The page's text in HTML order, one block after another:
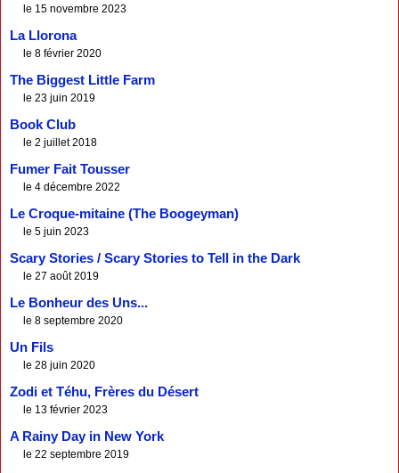
le 15 novembre 2023
La Llorona
le 8 février 2020
The Biggest Little Farm
le 23 juin 2019
Book Club
le 2 juillet 2018
Fumer Fait Tousser
le 4 décembre 2022
Le Croque-mitaine (The Boogeyman)
le 5 juin 2023
Scary Stories / Scary Stories to Tell in the Dark
le 27 août 2019
Le Bonheur des Uns...
le 8 septembre 2020
Un Fils
le 28 juin 2020
Zodi et Téhu, Frères du Désert
le 13 février 2023
A Rainy Day in New York
le 22 septembre 2019